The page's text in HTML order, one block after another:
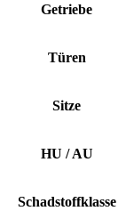
Getriebe
Türen
Sitze
HU / AU
Schadstoffklasse